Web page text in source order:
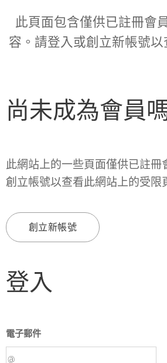
此頁面包含僅供已註冊會
容。請登入或創立新帳號以
尚未成為會員
此網站上的一些頁面僅供已註冊
創立帳號以查看此網站上的受限
創立新帳號
登入
電子郵件